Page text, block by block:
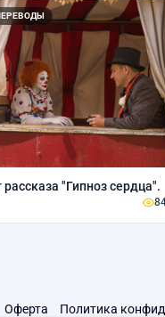
"Гипноз сердца".
Оферта Политика